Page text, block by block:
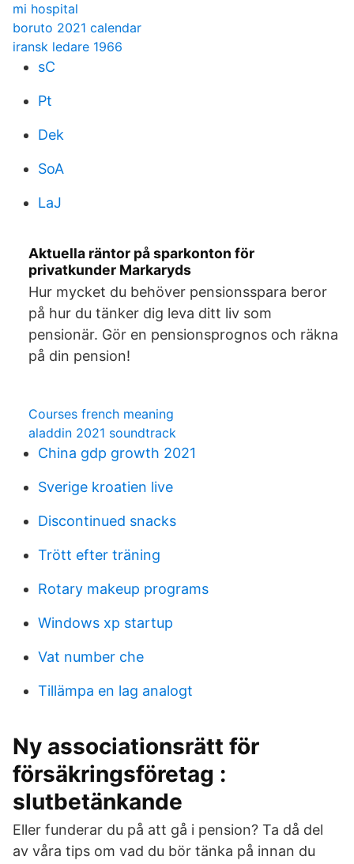
mi hospital
boruto 2021 calendar
iransk ledare 1966
sC
Pt
Dek
SoA
LaJ
Aktuella räntor på sparkonton för
privatkunder Markaryds
Hur mycket du behöver pensionsspara beror
på hur du tänker dig leva ditt liv som
pensionär. Gör en pensionsprognos och räkna
på din pension!
Courses french meaning
aladdin 2021 soundtrack
China gdp growth 2021
Sverige kroatien live
Discontinued snacks
Trött efter träning
Rotary makeup programs
Windows xp startup
Vat number che
Tillämpa en lag analogt
Ny associationsrätt för
försäkringsföretag :
slutbetänkande
Eller funderar du på att gå i pension? Ta då del
av våra tips om vad du bör tänka på innan du